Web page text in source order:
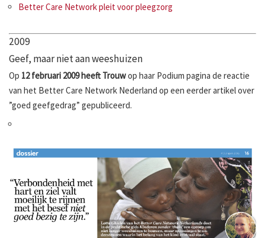
Better Care Network pleit voor pleegzorg
2009
Geef, maar niet aan weeshuizen
Op 12 februari 2009 heeft Trouwop haar Podium pagina de reactie
van het Better Care Network Nederland op een eerder artikel over
”goed geefgedrag” gepubliceerd.